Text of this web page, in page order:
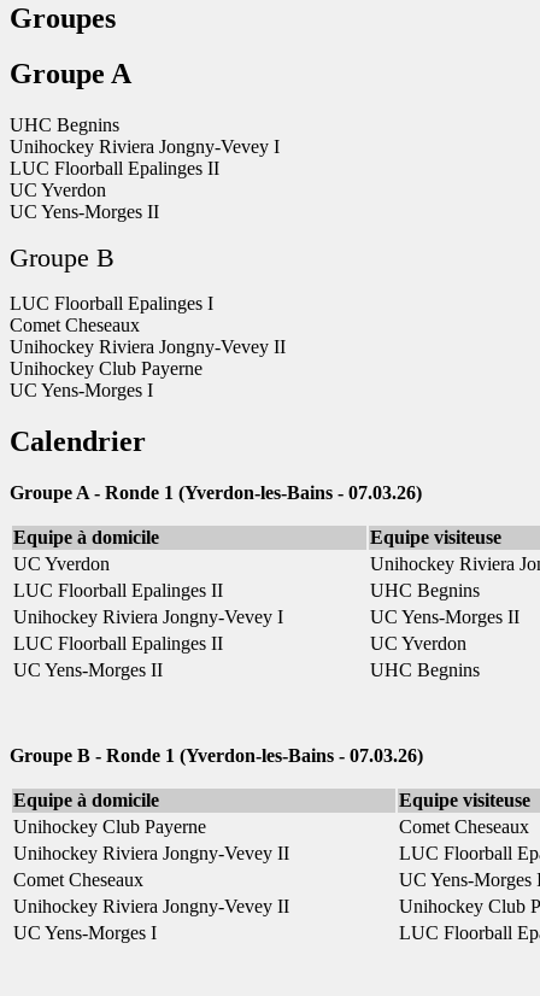
Groupes
Groupe A
UHC Begnins
Unihockey Riviera Jongny-Vevey I
LUC Floorball Epalinges II
UC Yverdon
UC Yens-Morges II
Groupe B
LUC Floorball Epalinges I
Comet Cheseaux
Unihockey Riviera Jongny-Vevey II
Unihockey Club Payerne
UC Yens-Morges I
Calendrier
Groupe A - Ronde 1 (Yverdon-les-Bains - 07.03.26)
Equipe à domicile
Equipe visiteuse
UC Yverdon
Unihockey Riviera
LUC Floorball Epalinges II
UHC Begnins
Unihockey Riviera Jongny-Vevey I
UC Yens-Morges II
LUC Floorball Epalinges II
UC Yverdon
UC Yens-Morges II
UHC Begnins
Groupe B - Ronde 1 (Yverdon-les-Bains - 07.03.26)
Equipe à domicile
Equipe visiteuse
Unihockey Club Payerne
Comet Cheseaux
Unihockey Riviera Jongny-Vevey II
LUC Floorball
Comet Cheseaux
UC Yens-Morges
Unihockey Riviera Jongny-Vevey II
Unihockey Club
UC Yens-Morges I
LUC Floorball